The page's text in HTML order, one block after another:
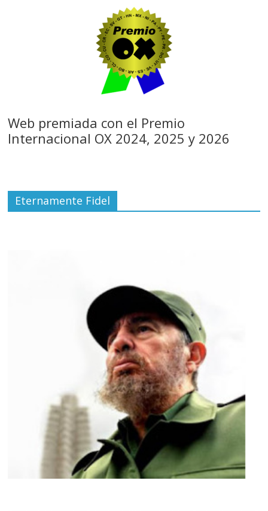
Web premiada con el Premio
Internacional OX 2024, 2025 y 2026
Eternamente Fidel